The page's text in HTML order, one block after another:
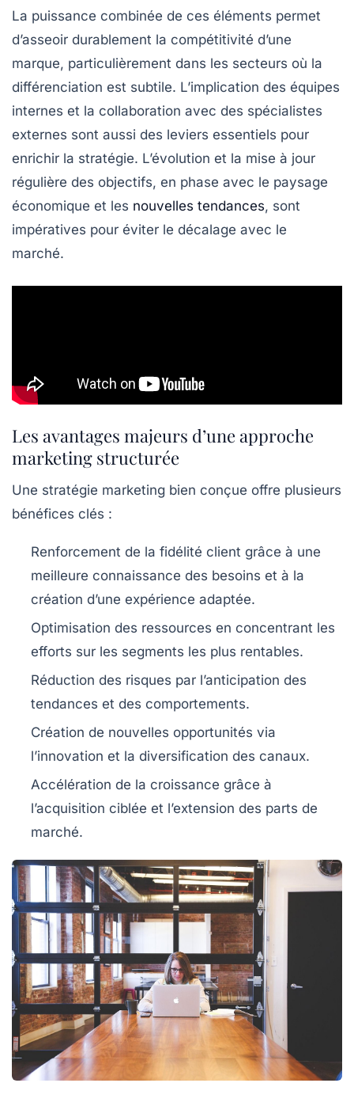
La puissance combinée de ces éléments permet
d’asseoir durablement la compétitivité d’une
marque, particulièrement dans les secteurs où la
différenciation est subtile. L’implication des équipes
internes et la collaboration avec des spécialistes
externes sont aussi des leviers essentiels pour
enrichir la stratégie. L’évolution et la mise à jour
régulière des objectifs, en phase avec le paysage
économique et les nouvelles tendances, sont
impératives pour éviter le décalage avec le
marché.
Les avantages majeurs d’une approche
marketing structurée
Une stratégie marketing bien conçue offre plusieurs
bénéfices clés :
Renforcement de la fidélité client grâce à une
meilleure connaissance des besoins et à la
création d’une expérience adaptée.
Optimisation des ressources en concentrant les
efforts sur les segments les plus rentables.
Réduction des risques par l’anticipation des
tendances et des comportements.
Création de nouvelles opportunités via
l’innovation et la diversification des canaux.
Accélération de la croissance grâce à
l’acquisition ciblée et l’extension des parts de
marché.